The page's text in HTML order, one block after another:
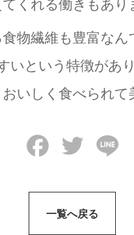
くれる働きもあり
物繊維も豊富なん
いという特徴があ
いしく食べられて
Facebook Twitter
一覧へ戻る